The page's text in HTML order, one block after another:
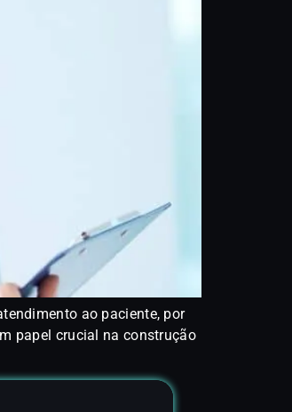
ao paciente, por
papel crucial na construção